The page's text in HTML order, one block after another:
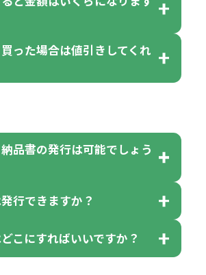
ロゴなど名入れ印刷をされる
切れない場合は数個単位で前
できる商品に付きましては商
の購入の所で色が選べるよう
ております。
…
トート」を300個注文した場
トート」は10個単位でしたら
定出来るので、ピンクを100
ルーを90個、イエローを110
定の仕方】
の際は、十分にご確認・ご検
下記の場合は承っております
良または不良品（破損、故
合
、オリジナルの内容が異な
た場合
返金にて対応させていただき
不良品については送料着払い
ありの場合の代金の計算方法
の通りです。
刷の場合＞
価格（商品代）+名入れ費用
代））×枚数+製版代
価格（商品代）+名入れ費用
った場合は値引きしてくれ
よりますが、お見積もりさせ
だきます。
りサポートから個別でお問い
品書の発行は可能でしょう
はマイページより各種帳票の
ロードが可能です。
はこちらはご確認ください。
行できますか？
はマイページより各種帳票の
こにすればいいですか？